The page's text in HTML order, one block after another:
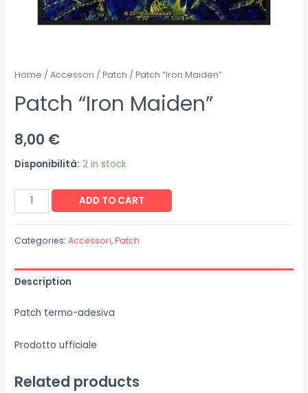
Home /Accessori /Patch / Patch “Iron Maiden”
Patch “Iron Maiden”
8,00 €
Disponibilità: 2 in stock
Patch
"Iron
quantity
ADD TO CART
Categories:Accessori,Patch
Description
Patch termo-adesiva
Prodotto ufficiale
Related products